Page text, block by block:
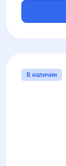
В наличии